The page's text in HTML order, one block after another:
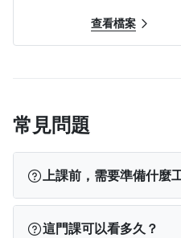
查看檔案
常見問題
上課前，需要準備什麼
➤ 不需要任何基礎，零經
這門課可以看多久？